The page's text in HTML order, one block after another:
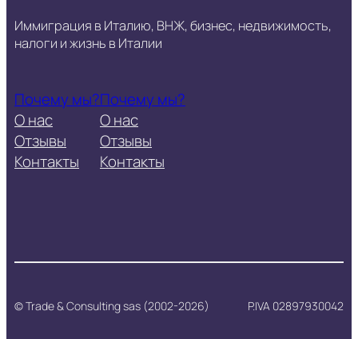
Иммиграция в Италию, ВНЖ, бизнес, недвижимость,
налоги и жизнь в Италии
Почему мы?
О нас
Отзывы
Контакты
Почему мы?
О нас
Отзывы
Контакты
© Trade & Consulting sas (2002-2026) P.IVA 02897930042